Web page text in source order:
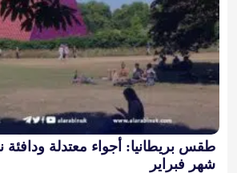
طقس بريطانيا: أجواء معتدلة ودافئة
شهر فبراير